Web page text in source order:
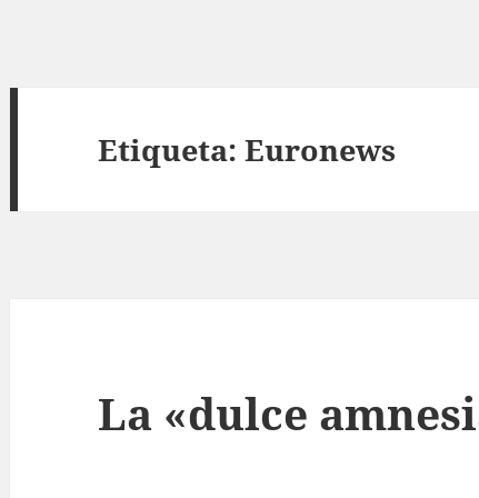
Etiqueta:Euronews
La «dulce